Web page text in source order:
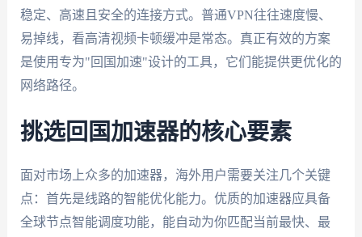
稳定、高速且安全的连接方式。普通VPN往往速度慢、
易掉线，看高清视频卡顿缓冲是常态。真正有效的方案
是使用专为"回国加速"设计的工具，它们能提供更优化的
网络路径。
挑选回国加速器的核心要素
面对市场上众多的加速器，海外用户需要关注几个关键
点：首先是线路的智能优化能力。优质的加速器应具备
全球节点智能调度功能，能自动为你匹配当前最快、最